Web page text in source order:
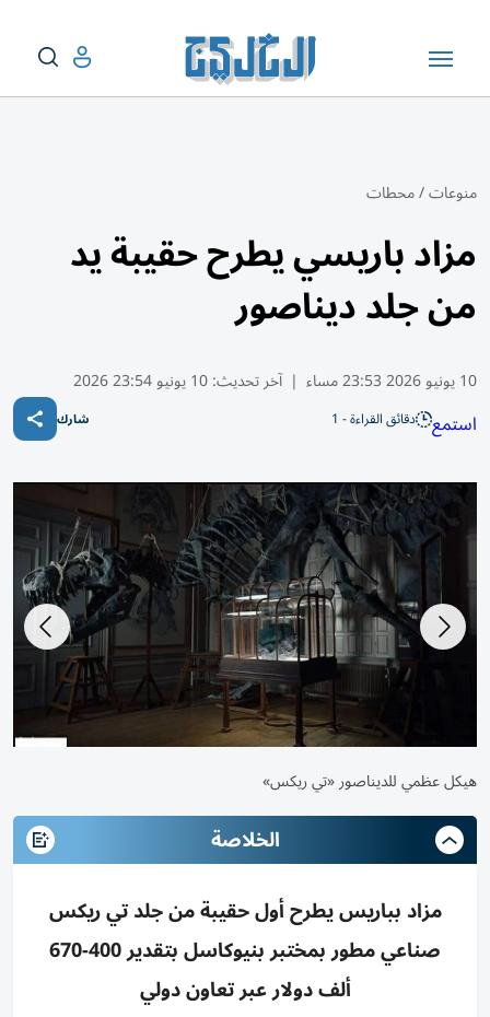
منوعات/محطات
مزاد باريسي يطرح حقيبة يد
من جلد ديناصور
10 يونيو 2026 23:53 مساء | آخر تحديث:10 يونيو 23:54 2026
استمع دقائق القراءة - 1 شارك
هيكل عظمي للديناصور «تي ريكس»
الخلاصة
مزاد بباريس يطرح أول حقيبة من جلد تي ريكس
صناعي مطور بمختبر بنيوكاسل بتقدير 400-670
ألف دولار عبر تعاون دولي